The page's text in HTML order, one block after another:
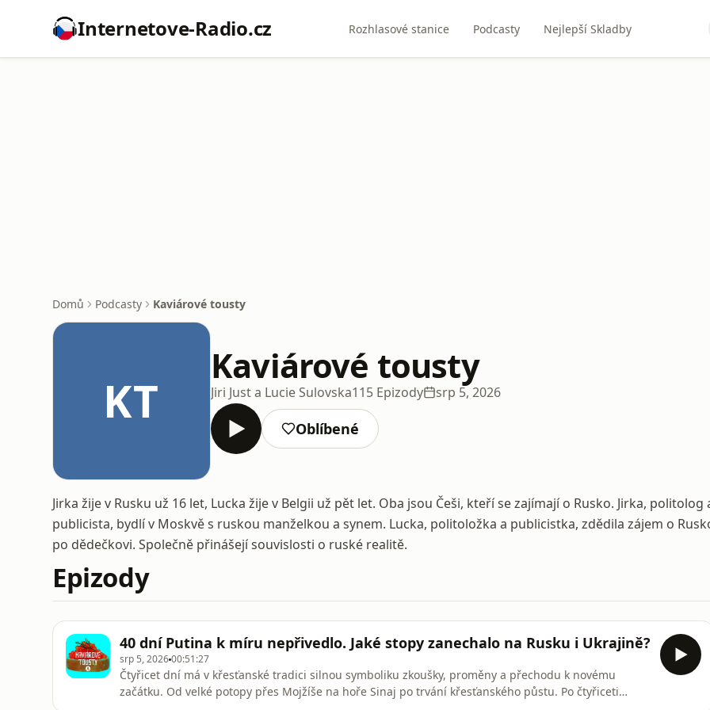
Internetove-Radio.cz Rozhlasové stanice Podcasty Nejlepší Skladby
Domů Podcasty Kaviárové tousty
KT
Kaviárové tousty
Jiri Just a Lucie Sulovska115 Epizody srp 5, 2026
Oblíbené
Jirka žije v Rusku už 16 let, Lucka žije v Belgii už pět let. Oba jsou Češi, kteří se zajímají o Rusko. Jirka, politolog
publicista, bydlí v Moskvě s ruskou manželkou a synem. Lucka, politoložka a publicistka, zdědila zájem o
po dědečkovi. Společně přinášejí souvislosti o ruské realitě.
Epizody
40 dní Putina k míru nepřivedlo. Jaké stopy zanechalo na Rusku i Ukrajině?
srp 5, 202600:51:27
Čtyřicet dní má v křesťanské tradici silnou symboliku zkoušky, proměny a přechodu k novému
začátku. Od velké potopy přes Mojžíše na hoře Sinaj po trvání křesťanského půstu. Po čtyřiceti